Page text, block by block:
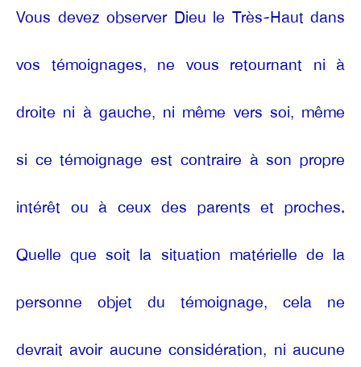
Vous devez observer Dieu le Très-Haut dans
vos témoignages, ne vous retournant ni à
droite ni à gauche, ni même vers soi, même
si ce témoignage est contraire à son propre
intérêt ou à ceux des parents et proches.
Quelle que soit la situation matérielle de la
personne objet du témoignage, cela ne
devrait avoir aucune considération, ni aucune